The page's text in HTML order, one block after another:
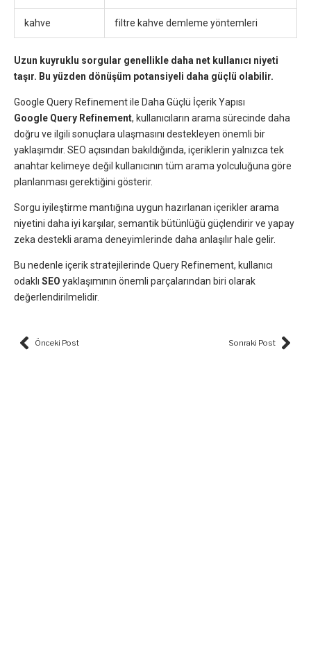
kahve filtre kahve demleme yöntemleri
Uzun kuyruklu sorgular genellikle daha net kullanıcı niyeti
taşır. Bu yüzden dönüşüm potansiyeli daha güçlü olabilir.
Google Query Refinement ile Daha Güçlü İçerik Yapısı
Google Query Refinement, kullanıcıların arama sürecinde daha
doğru ve ilgili sonuçlara ulaşmasını destekleyen önemli bir
yaklaşımdır. SEO açısından bakıldığında, içeriklerin yalnızca tek
anahtar kelimeye değil kullanıcının tüm arama yolculuğuna göre
planlanması gerektiğini gösterir.
Sorgu iyileştirme mantığına uygun hazırlanan içerikler arama
niyetini daha iyi karşılar, semantik bütünlüğü güçlendirir ve yapay
zeka destekli arama deneyimlerinde daha anlaşılır hale gelir.
Bu nedenle içerik stratejilerinde Query Refinement, kullanıcı
odaklı SEO yaklaşımının önemli parçalarından biri olarak
değerlendirilmelidir.
Prev
Önceki Post Sonraki Post